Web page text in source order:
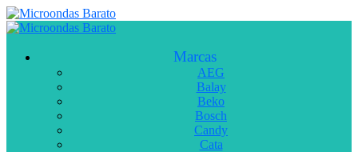
Marcas
AEG
Balay
Beko
Bosch
Candy
Cata